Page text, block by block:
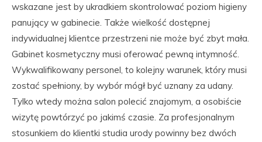
wskazane jest by ukradkiem skontrolować poziom higieny
panujący w gabinecie. Także wielkość dostępnej
indywidualnej klientce przestrzeni nie może być zbyt mała.
Gabinet kosmetyczny musi oferować pewną intymność.
Wykwalifikowany personel, to kolejny warunek, który musi
zostać spełniony, by wybór mógł być uznany za udany.
Tylko wtedy można salon polecić znajomym, a osobiście
wizytę powtórzyć po jakimś czasie. Za profesjonalnym
stosunkiem do klientki studia urody powinny bez dwóch